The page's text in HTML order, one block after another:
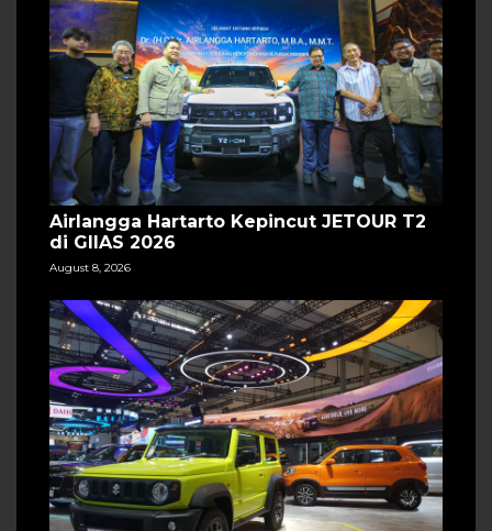
Airlangga Hartarto Kepincut JETOUR T2
di GIIAS 2026
August 8, 2026